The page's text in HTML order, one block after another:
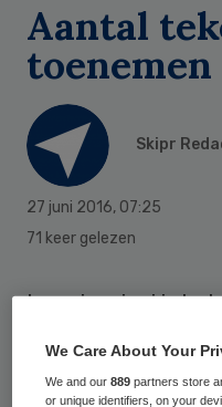
Aantal
toenemen
Skipr
27 juni 2016, 07:25
71 keer gelezen
In mei en juni is
We Care About Your
We and our889 partners store
or unique identifiers, on your